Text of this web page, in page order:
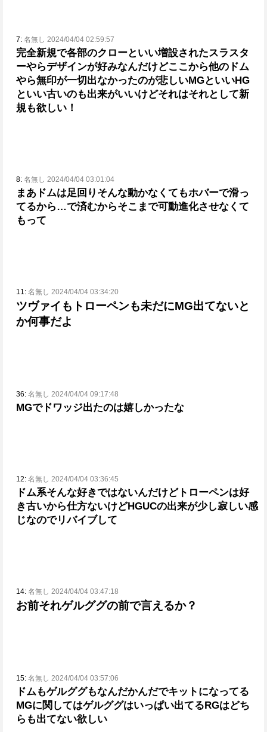
7: 名無し 2024/04/04 02:59:57
完全新規で各部のクローといい増設されたスラスタ
ーやらデザインが好みなんだけどここから他のドム
やら無印が一切出なかったのが悲しいMGといいHG
といい古いのも出来がいいけどそれはそれとして新
規も欲しい！
8: 名無し 2024/04/04 03:01:04
まあドムは足回りそんな動かなくてもホバーで滑っ
てるから…で済むからそこまで可動進化させなくて
もって
11: 名無し 2024/04/04 03:34:20
ツヴァイもトローペンも未だにMG出てないと
か何事だよ
36: 名無し 2024/04/04 09:17:48
MGでドワッジ出たのは嬉しかったな
12: 名無し 2024/04/04 03:36:45
ドム系そんな好きではないんだけどトローペンは好
き古いから仕方ないけどHGUCの出来が少し寂しい感
じなのでリバイブして
14: 名無し 2024/04/04 03:47:18
お前それゲルググの前で言えるか？
15: 名無し 2024/04/04 03:57:06
ドムもゲルググもなんだかんだでキットになってる
MGに関してはゲルググはいっぱい出てるRGはどち
らも出てない欲しい